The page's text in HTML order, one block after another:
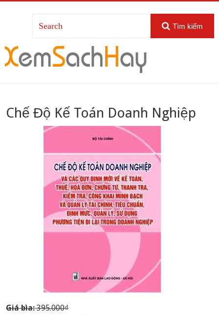
Tìm kiếm
Chế Độ Kế Toán Doanh Nghiệp
Giá bìa:395.000₫